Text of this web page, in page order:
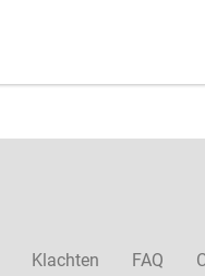
Klachten FAQ